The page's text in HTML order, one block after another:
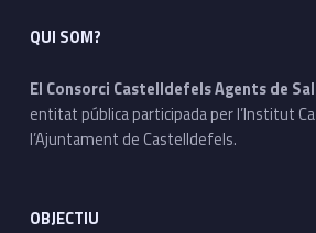
QUI SOM?
El Consorci Castelldefels Agents de
entitat pública participada per l’Institut
l’Ajuntament de Castelldefels.
OBJECTIU